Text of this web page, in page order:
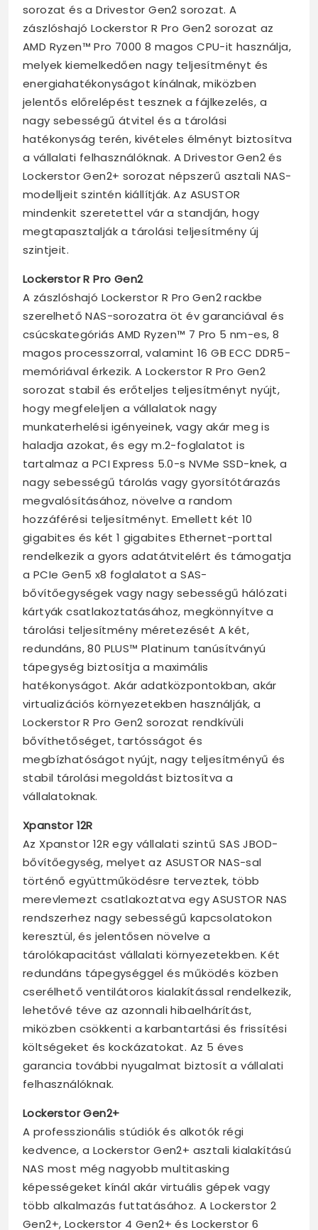
sorozat és a Drivestor Gen2 sorozat. A
zászlóshajó Lockerstor R Pro Gen2 sorozat az
AMD Ryzen™ Pro 7000 8 magos CPU-it használja,
melyek kiemelkedően nagy teljesítményt és
energiahatékonyságot kínálnak, miközben
jelentős előrelépést tesznek a fájlkezelés, a
nagy sebességű átvitel és a tárolási
hatékonyság terén, kivételes élményt biztosítva
a vállalati felhasználóknak. A Drivestor Gen2 és
Lockerstor Gen2+ sorozat népszerű asztali NAS-
modelljeit szintén kiállítják. Az ASUSTOR
mindenkit szeretettel vár a standján, hogy
megtapasztalják a tárolási teljesítmény új
szintjeit.
Lockerstor R Pro Gen2
A zászlóshajó Lockerstor R Pro Gen2 rackbe
szerelhető NAS-sorozatra öt év garanciával és
csúcskategóriás AMD Ryzen™ 7 Pro 5 nm-es, 8
magos processzorral, valamint 16 GB ECC DDR5-
memóriával érkezik. A Lockerstor R Pro Gen2
sorozat stabil és erőteljes teljesítményt nyújt,
hogy megfeleljen a vállalatok nagy
munkaterhelési igényeinek, vagy akár meg is
haladja azokat, és egy m.2-foglalatot is
tartalmaz a PCI Express 5.0-s NVMe SSD-knek, a
nagy sebességű tárolás vagy gyorsítótárazás
megvalósításához, növelve a random
hozzáférési teljesítményt. Emellett két 10
gigabites és két 1 gigabites Ethernet-porttal
rendelkezik a gyors adatátvitelért és támogatja
a PCIe Gen5 x8 foglalatot a SAS-
bővítőegységek vagy nagy sebességű hálózati
kártyák csatlakoztatásához, megkönnyítve a
tárolási teljesítmény méretezését A két,
redundáns, 80 PLUS™ Platinum tanúsítványú
tápegység biztosítja a maximális
hatékonyságot. Akár adatközpontokban, akár
virtualizációs környezetekben használják, a
Lockerstor R Pro Gen2 sorozat rendkívüli
bővíthetőséget, tartósságot és
megbízhatóságot nyújt, nagy teljesítményű és
stabil tárolási megoldást biztosítva a
vállalatoknak.
Xpanstor 12R
Az Xpanstor 12R egy vállalati szintű SAS JBOD-
bővítőegység, melyet az ASUSTOR NAS-sal
történő együttműködésre terveztek, több
merevlemezt csatlakoztatva egy ASUSTOR NAS
rendszerhez nagy sebességű kapcsolatokon
keresztül, és jelentősen növelve a
tárolókapacitást vállalati környezetekben. Két
redundáns tápegységgel és működés közben
cserélhető ventilátoros kialakítással rendelkezik,
lehetővé téve az azonnali hibaelhárítást,
miközben csökkenti a karbantartási és frissítési
költségeket és kockázatokat. Az 5 éves
garancia további nyugalmat biztosít a vállalati
felhasználóknak.
Lockerstor Gen2+
A professzionális stúdiók és alkotók régi
kedvence, a Lockerstor Gen2+ asztali kialakítású
NAS most még nagyobb multitasking
képességeket kínál akár virtuális gépek vagy
több alkalmazás futtatásához. A Lockerstor 2
Gen2+, Lockerstor 4 Gen2+ és Lockerstor 6